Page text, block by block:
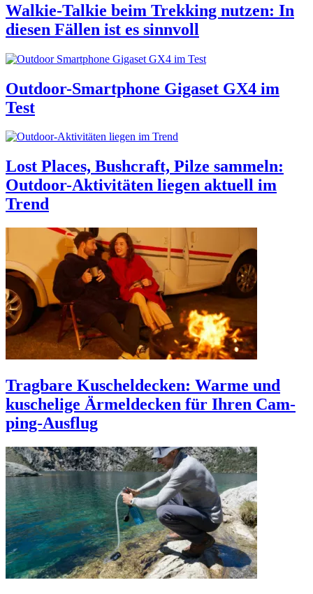
Wal­kie-Tal­kie beim Trek­king nut­zen: In
die­sen Fäl­len ist es sinn­voll
Out­door-Smart­phone Giga­set GX4 im
Test
Lost Places, Bush­craft, Pilze sam­meln:
Out­door-Akti­vi­tä­ten lie­gen aktu­ell im
Trend
Trag­bare Kuschel­de­cken: Warme und
kusche­lige Ärmel­de­cken für Ihren Cam­
ping-Aus­flug